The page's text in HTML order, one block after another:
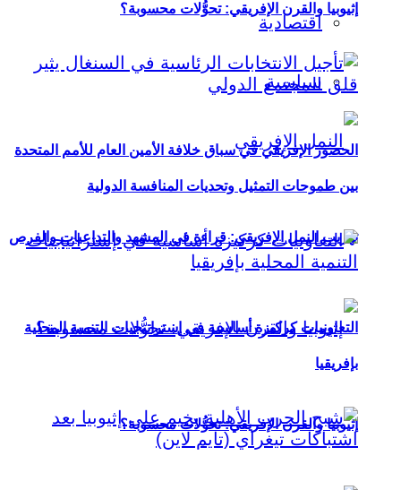
اقتصادية
سياسية
تهريب النمل الإفريقي: قراءة في المشهد والتداعيات والفرص
إثيوبيا والقرن الإفريقي: تحوُّلات محسوبة؟
إثيوبيا والقرن الإفريقي: تحوُّلات محسوبة؟
الحضور الإفريقي في سباق خلافة الأمين العام للأمم المتحدة
بين طموحات التمثيل وتحديات المنافسة الدولية
التعاونيات كركيزة أساسية في إستراتيجيات التنمية المحلية
بإفريقيا